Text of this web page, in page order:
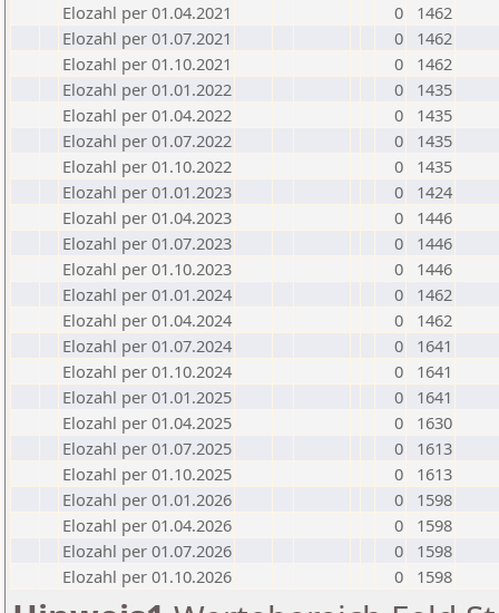
Elozahl per 01.04.2021
0
1462
Elozahl per 01.07.2021
0
1462
Elozahl per 01.10.2021
0
1462
Elozahl per 01.01.2022
0
1435
Elozahl per 01.04.2022
0
1435
Elozahl per 01.07.2022
0
1435
Elozahl per 01.10.2022
0
1435
Elozahl per 01.01.2023
0
1424
Elozahl per 01.04.2023
0
1446
Elozahl per 01.07.2023
0
1446
Elozahl per 01.10.2023
0
1446
Elozahl per 01.01.2024
0
1462
Elozahl per 01.04.2024
0
1462
Elozahl per 01.07.2024
0
1641
Elozahl per 01.10.2024
0
1641
Elozahl per 01.01.2025
0
1641
Elozahl per 01.04.2025
0
1630
Elozahl per 01.07.2025
0
1613
Elozahl per 01.10.2025
0
1613
Elozahl per 01.01.2026
0
1598
Elozahl per 01.04.2026
0
1598
Elozahl per 01.07.2026
0
1598
Elozahl per 01.10.2026
0 1598